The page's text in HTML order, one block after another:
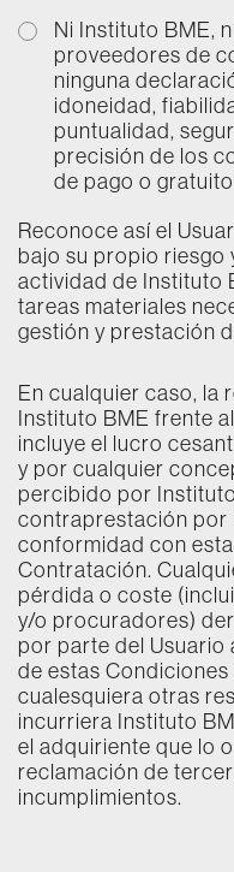
Ni Instituto BME,
proveedores de
ninguna
idoneidad,
puntualidad,
precisión de los
de pago o
Reconoce así el
bajo su propio riesgo
actividad de Instituto
tareas materiales
gestión y prestación
En cualquier caso, la
Instituto BME frente
incluye el lucro
y por cualquier
percibido por
contraprestación por
conformidad con
Contratación.
pérdida o coste
y/o procuradores)
por parte del Usuario
de estas
cualesquiera otras
incurriera Instituto
el adquiriente que lo
reclamación de
incumplimientos.